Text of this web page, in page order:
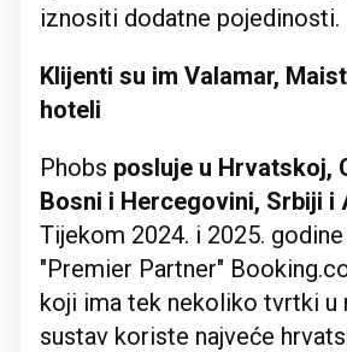
iznositi dodatne pojedinosti.
Klijenti su im Valamar,
hoteli
Phobs posluje u Hrvatskoj,
Bosni i Hercegovini, Srbiji i
Tijekom 2024. i 2025.
"Premier Partner"
koji ima tek nekoliko tvrtki u
sustav koriste najveće